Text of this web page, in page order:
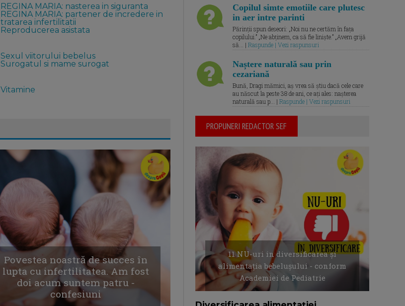
REGINA MARIA: nasterea in siguranta
REGINA MARIA: partener de incredere in
tratarea infertilitatii
Reproducerea asistata
Sexul viitorului bebelus
Surogatul si mame surogat
Vitamine
Povestea noastră de succes în
lupta cu infertilitatea. Am fost
doi acum suntem patru -
confesiuni
Copilul simte emotiile care plutesc
in aer intre parinti
Părinții spun deseori: „Noi nu ne certăm în fața
copilului.” „Ne abținem, ca să fie liniște.” „Avem grijă
să... | Raspunde | Vezi raspunsuri
Naștere naturală sau prin
cezariană
Bună, Dragi mămici, aș vrea să știu dacă cele care
au născut la peste 38 de ani, ce ați ales: nașterea
naturală sau p... | Raspunde | Vezi raspunsuri
PROPUNERI REDACTOR SEF
11 NU-uri in diversificarea și
alimentația bebelușului - conform
Academiei de Pediatrie